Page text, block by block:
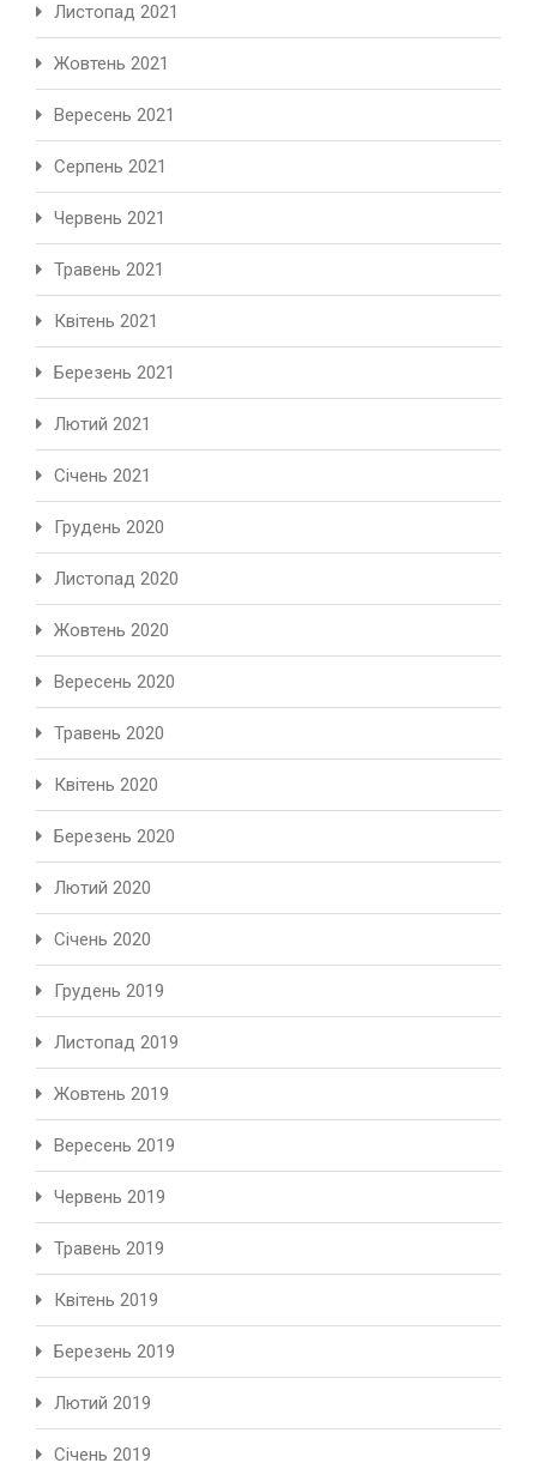
Листопад 2021
Жовтень 2021
Вересень 2021
Серпень 2021
Червень 2021
Травень 2021
Квітень 2021
Березень 2021
Лютий 2021
Січень 2021
Грудень 2020
Листопад 2020
Жовтень 2020
Вересень 2020
Травень 2020
Квітень 2020
Березень 2020
Лютий 2020
Січень 2020
Грудень 2019
Листопад 2019
Жовтень 2019
Вересень 2019
Червень 2019
Травень 2019
Квітень 2019
Березень 2019
Лютий 2019
Січень 2019